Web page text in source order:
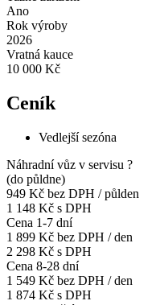
Ano
Rok výroby
2026
Vratná kauce
10 000 Kč
Ceník
Vedlejší sezóna
Náhradní vůz v servisu ?
(do půldne)
949 Kč bez DPH / půlden
1 148 Kč s DPH
Cena 1-7 dní
1 899 Kč bez DPH / den
2 298 Kč s DPH
Cena 8-28 dní
1 549 Kč bez DPH / den
1 874 Kč s DPH